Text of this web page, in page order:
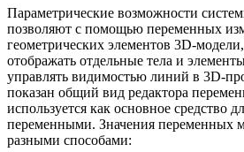
Параметрические возможности
позволяют с помощью переменных
геометрических элементов 3D-
отображать отдельные тела и
управлять видимостью линий в 3D-
показан общий вид редактора
используется как основное средство
переменными. Значения переменных
разными способами: